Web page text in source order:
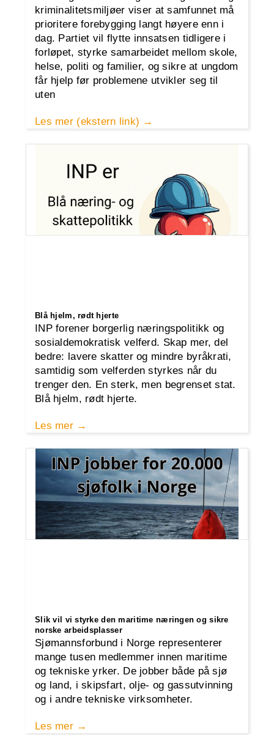
kriminalitetsmiljøer viser at samfunnet må
prioritere forebygging langt høyere enn i
dag. Partiet vil flytte innsatsen tidligere i
forløpet, styrke samarbeidet mellom skole,
helse, politi og familier, og sikre at ungdom
får hjelp før problemene utvikler seg til
uten
Les mer (ekstern link)
Blå hjelm, rødt hjerte
INP forener borgerlig næringspolitikk og
sosialdemokratisk velferd. Skap mer, del
bedre: lavere skatter og mindre byråkrati,
samtidig som velferden styrkes når du
trenger den. En sterk, men begrenset stat.
Blå hjelm, rødt hjerte.
Les mer
Slik vil vi styrke den maritime næringen og sikre
norske arbeidsplasser
Sjømannsforbund i Norge representerer
mange tusen medlemmer innen maritime
og tekniske yrker. De jobber både på sjø
og land, i skipsfart, olje- og gassutvinning
og i andre tekniske virksomheter.
Les mer